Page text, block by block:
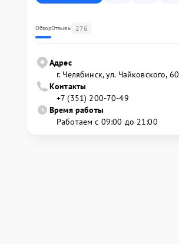
ОбзорОтзывы 276
Адрес
г. Челябинск, ул. Чайковского, 60
Контакты
+7 (351) 200-70-49
Время работы
Работаем с 09:00 до 21:00